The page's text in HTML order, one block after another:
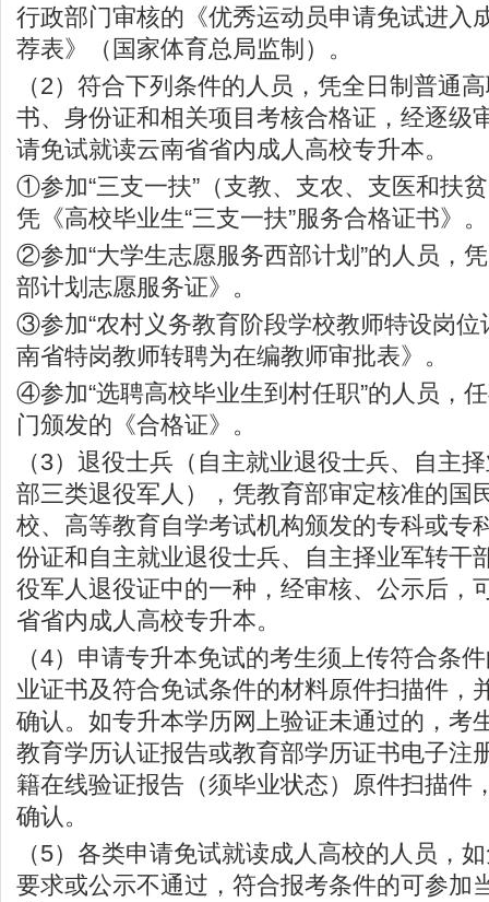
行政部门审核的《优秀运动员申请免试进入
荐表》（国家体育总局监制）。
（2）符合下列条件的人员，凭全日制普通
书、身份证和相关项目考核合格证，经逐级
请免试就读云南省省内成人高校专升本。
①参加“三支一扶”（支教、支农、支医和扶
凭《高校毕业生“三支一扶”服务合格证书》。
②参加“大学生志愿服务西部计划”的人员，
部计划志愿服务证》。
③参加“农村义务教育阶段学校教师特设岗位
南省特岗教师转聘为在编教师审批表》。
④参加“选聘高校毕业生到村任职”的人员，
门颁发的《合格证》。
（3）退役士兵（自主就业退役士兵、自主
部三类退役军人），凭教育部审定核准的国
校、高等教育自学考试机构颁发的专科或专
份证和自主就业退役士兵、自主择业军转干
役军人退役证中的一种，经审核、公示后，
省省内成人高校专升本。
（4）申请专升本免试的考生须上传符合条
业证书及符合免试条件的材料原件扫描件，
确认。如专升本学历网上验证未通过的，考
教育学历认证报告或教育部学历证书电子注
籍在线验证报告（须毕业状态）原件扫描件
确认。
（5）各类申请免试就读成人高校的人员，
要求或公示不通过，符合报考条件的可参加